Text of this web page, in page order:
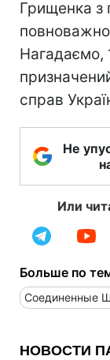
Грищенка з
Нагадаємо,
справ
Не
Или
Больше по
Соединенные